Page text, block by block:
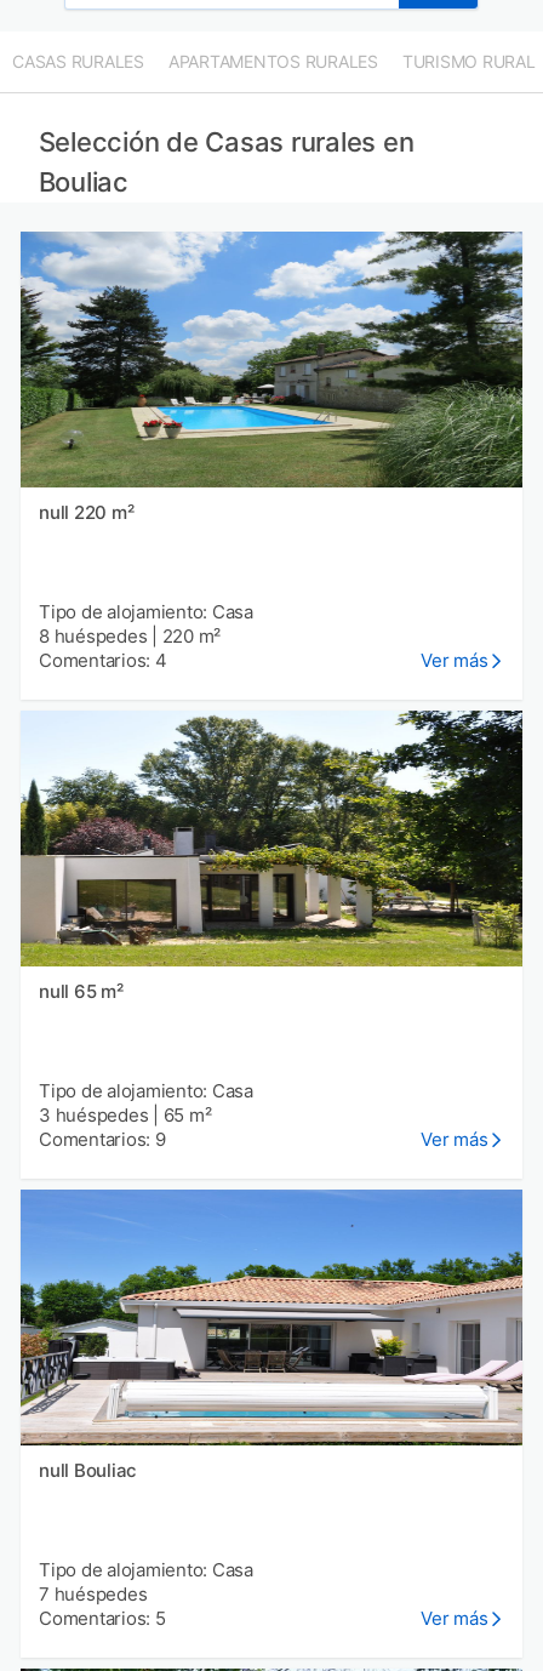
CASAS RURALES APARTAMENTOS RURALES TURISMO RURAL
Selección de Casas rurales en
Bouliac
null 220 m²
Tipo de alojamiento: Casa
8 huéspedes
220 m²
Comentarios: 4
Ver más
null 65 m²
Tipo de alojamiento: Casa
3 huéspedes
65 m²
Comentarios: 9
Ver más
null Bouliac
Tipo de alojamiento: Casa
7 huéspedes
Comentarios: 5
Ver más